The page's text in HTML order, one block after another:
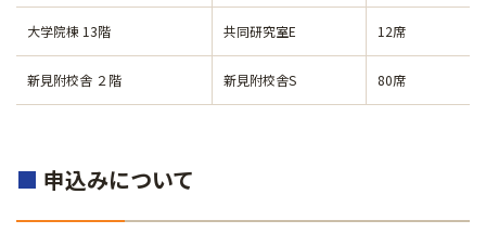
大学院棟 13階 共同研究室E 12席
新見附校舎 ２階 新見附校舎S 80席
■ 申込みについて